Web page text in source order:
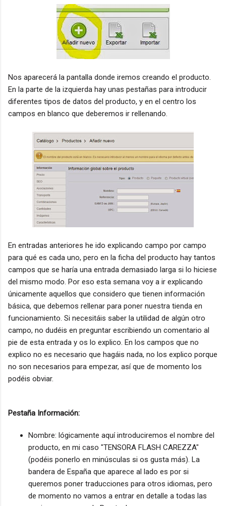
Nos aparecerá la pantalla donde iremos creando el producto.
En la parte de la izquierda hay unas pestañas para introducir
diferentes tipos de datos del producto, y en el centro los
campos en blanco que deberemos ir rellenando.
En entradas anteriores he ido explicando campo por campo
para qué es cada uno, pero en la ficha del producto hay tantos
campos que se haría una entrada demasiado larga si lo hiciese
del mismo modo. Por eso esta semana voy a ir explicando
únicamente aquellos que considero que tienen información
básica, que debemos rellenar para poner nuestra tienda en
funcionamiento. Si necesitáis saber la utilidad de algún otro
campo, no dudéis en preguntar escribiendo un comentario al
pie de esta entrada y os lo explico. En los campos que no
explico no es necesario que hagáis nada, no los explico porque
no son necesarios para empezar, así que de momento los
podéis obviar.
Pestaña Información:
Nombre: lógicamente aquí introduciremos el nombre del
producto, en mi caso "TENSORA FLASH CAREZZA"
(podéis ponerlo en minúsculas si os gusta más). La
bandera de España que aparece al lado es por si
queremos poner traducciones para otros idiomas, pero
de momento no vamos a entrar en detalle a todas las